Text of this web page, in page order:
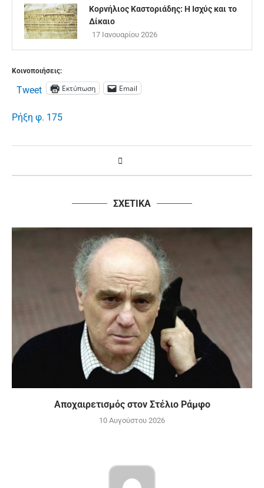
Κορνήλιος Καστοριάδης: Η Ισχύς και το
Δίκαιο
17 Ιανουαρίου 2026
Κοινοποιήσεις:
Tweet Εκτύπωση Email
Ρήξη φ. 175
ΣΧΕΤΙΚΑ
Αποχαιρετισμός στον Στέλιο Ράμφο
10 Αυγούστου 2026